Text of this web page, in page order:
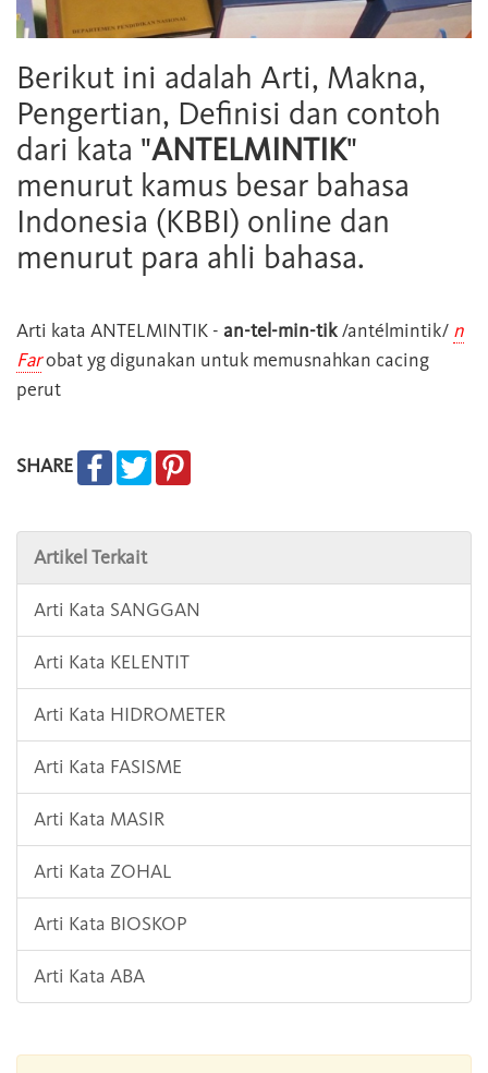
Berikut ini adalah Arti, Makna,
Pengertian, Definisi dan contoh
dari kata "ANTELMINTIK"
menurut kamus besar bahasa
Indonesia (KBBI) online dan
menurut para ahli bahasa.
Arti kata ANTELMINTIK - an-tel-min-tik/antélmintik/ n
Farobat yg digunakan untuk memusnahkan cacing
perut
SHARE
Artikel Terkait
Arti Kata SANGGAN
Arti Kata KELENTIT
Arti Kata HIDROMETER
Arti Kata FASISME
Arti Kata MASIR
Arti Kata ZOHAL
Arti Kata BIOSKOP
Arti Kata ABA